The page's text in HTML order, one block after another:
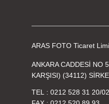
ARAS FOTO Ticaret
ANKARA CADDESİ NO
KARŞISI) (34112)
TEL 0212 528 31 20/